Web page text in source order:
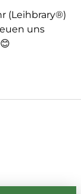
(Leihbrary®)
uns